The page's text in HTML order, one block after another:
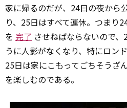
家に帰るのだが、24日の夜から
り、25日はすべて運休。つまり
を 完了 させねばならないので
うに人影がなくなり、特にロン
25日は家にこもってごちそうざ
を楽しむのである。